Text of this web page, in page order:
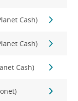
Cash)
Cash)
Cash)